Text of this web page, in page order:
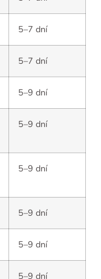
5–7 dní
5–7 dní
5–9 dní
5–9 dní
5–9 dní
5–9 dní
5–9 dní
5–9 dní